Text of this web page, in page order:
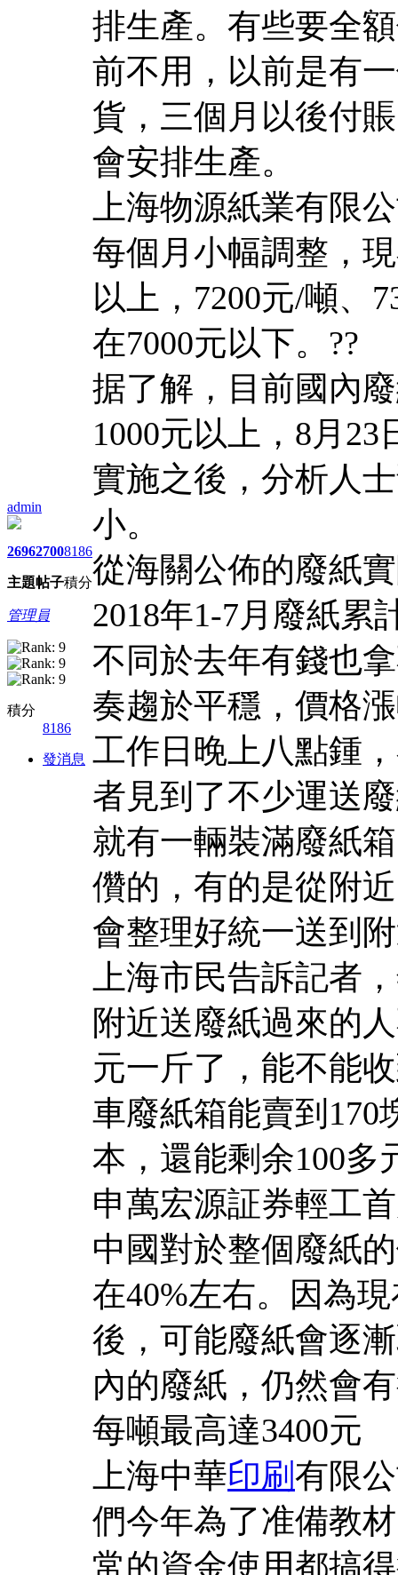
admin
2696
主題
2700
帖子
8186
積分
管理員
積分
8186
發消息
排生產。有些要全
前不用，以前是有
貨，三個月以後付
會安排生產。
上海物源紙業有限
每個月小幅調整，
以上，7200元/噸、
在7000元以下。??
据了解，目前國內
1000元以上，8月
實施之後，分析人
小。
從海關公佈的廢紙
2018年1-7月廢紙累
不同於去年有錢也
奏趨於平穩，價格
工作日晚上八點鍾
者見到了不少運送
就有一輛裝滿廢紙
儹的，有的是從附
會整理好統一送到
上海市民告訴記者
附近送廢紙過來的
元一斤了，能不能
車廢紙箱能賣到170
本，還能剩余100多
申萬宏源証券輕工
中國對於整個廢紙
在40%左右。因為
後，可能廢紙會逐
內的廢紙，仍然會
每噸最高達3400元
上海中華印刷有限
們今年為了准備教
常的資金使用都搞